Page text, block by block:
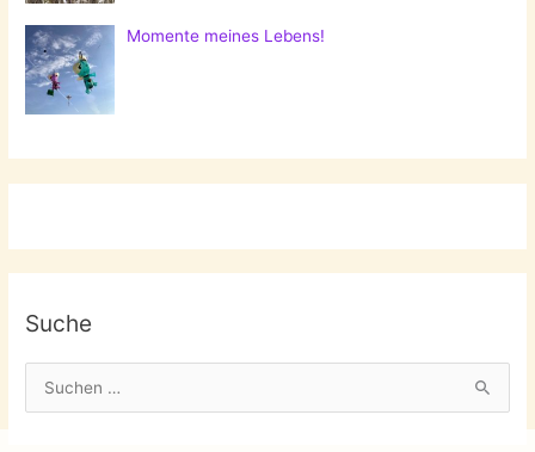
Momente meines Lebens!
Suche
u